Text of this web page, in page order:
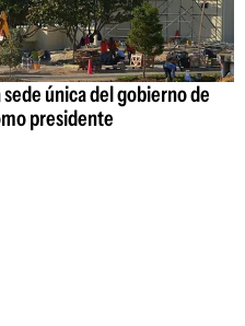
única del gobierno de
presidente